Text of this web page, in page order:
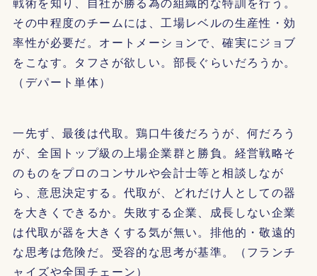
その中程度のチームには、工場レベルの生産性・効
率性が必要だ。オートメーションで、確実にジョブ
をこなす。タフさが欲しい。部長ぐらいだろうか。
（デパート単体）
一先ず、最後は代取。鶏口牛後だろうが、何だろう
が、全国トップ級の上場企業群と勝負。経営戦略そ
のものをプロのコンサルや会計士等と相談しなが
ら、意思決定する。代取が、どれだけ人としての器
を大きくできるか。失敗する企業、成長しない企業
は代取が器を大きくする気が無い。排他的・敬遠的
な思考は危険だ。受容的な思考が基準。（フランチ
ャイズや全国チェーン）